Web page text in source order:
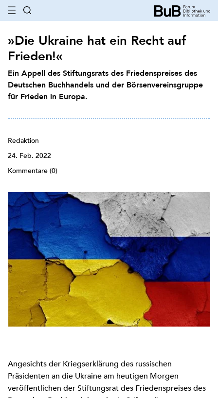
»Die Ukraine hat ein Recht auf
Frieden!«
Ein Appell des Stiftungsrats des Friedenspreises des
Deutschen Buchhandels und der Börsenvereinsgruppe
für Frieden in Europa.
Redaktion
24. Feb. 2022
Kommentare (0)
Angesichts der Kriegserklärung des russischen
Präsidenten an die Ukraine am heutigen Morgen
veröffentlichen der Stiftungsrat des Friedenspreises des